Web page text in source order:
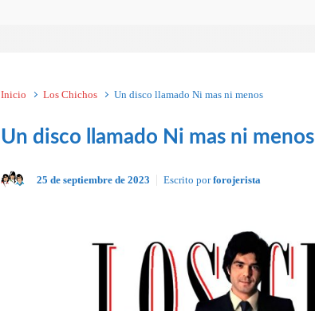
Inicio Los Chichos Un disco llamado Ni mas ni menos
Un disco llamado Ni mas ni menos
25 de septiembre de 2023 Escrito porforojerista